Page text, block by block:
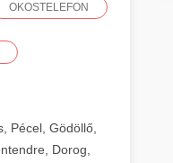
OKOSTELEFON
Pécel, Gödöllő,
Dorog,